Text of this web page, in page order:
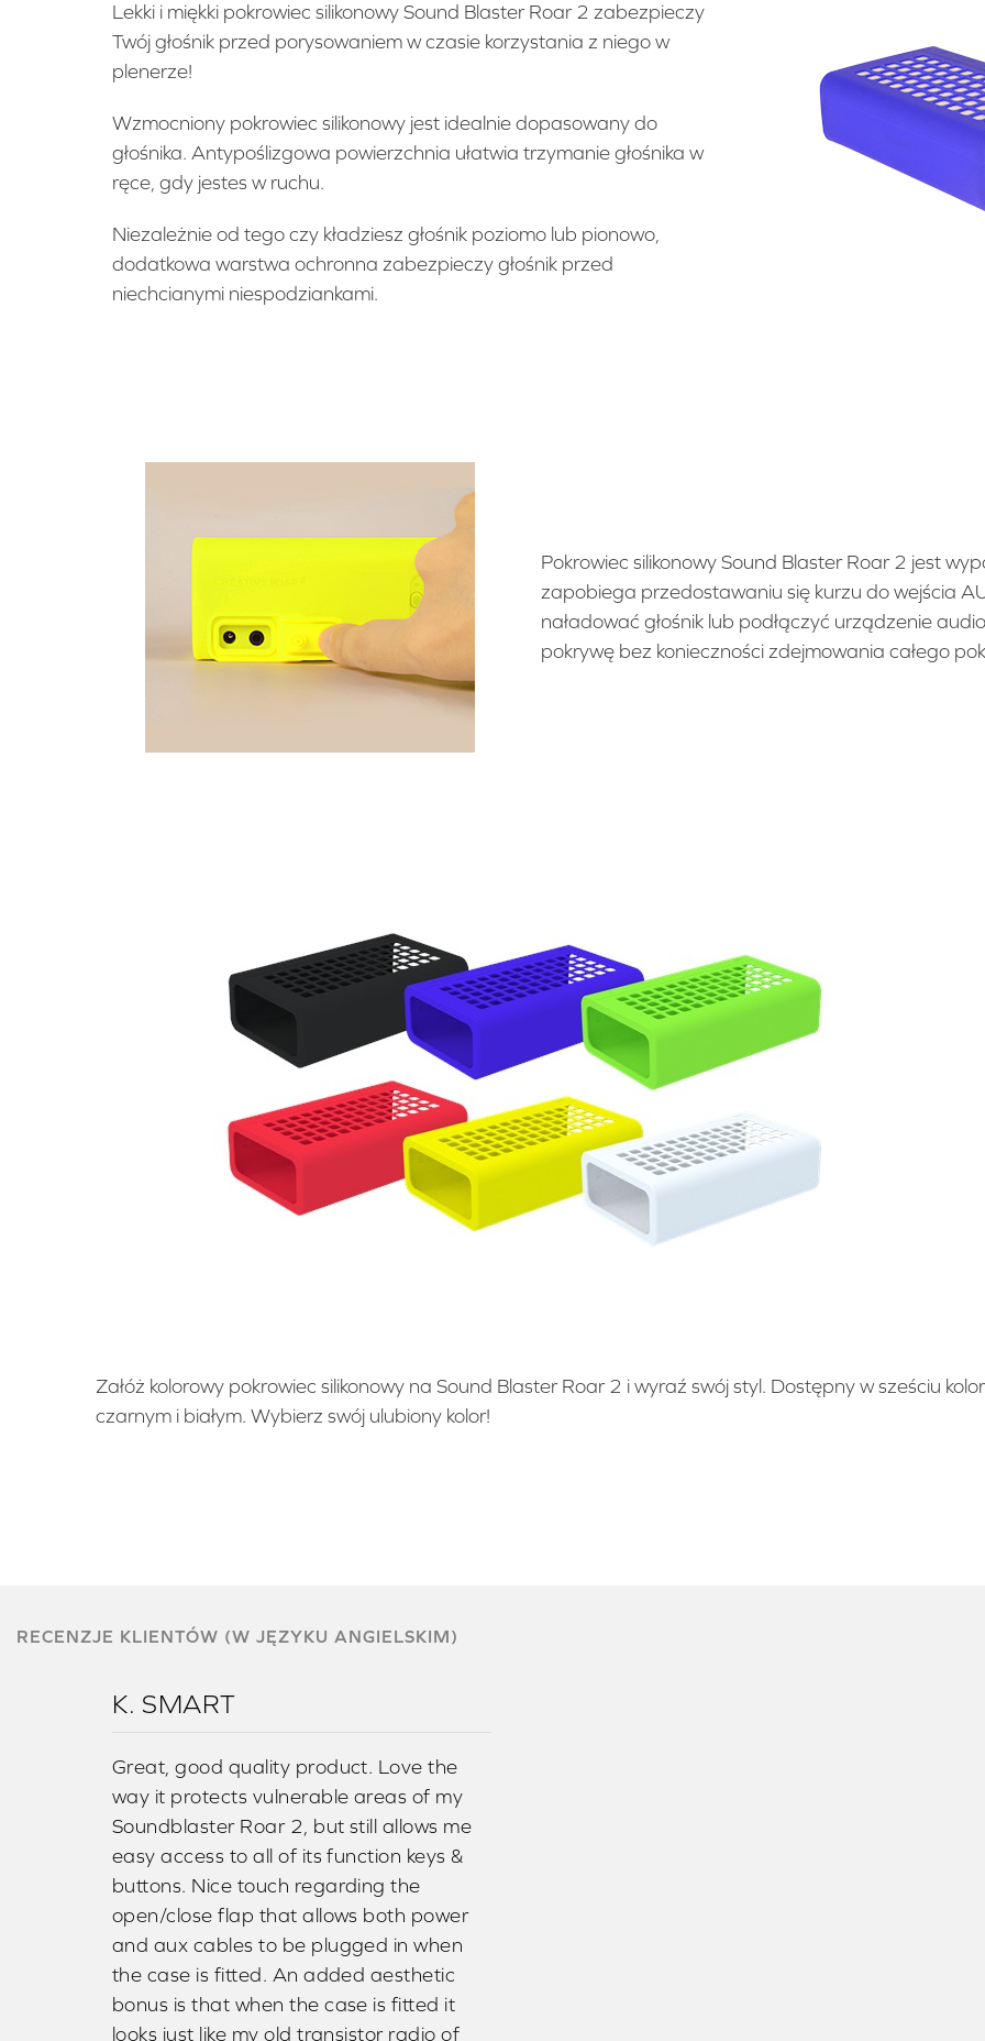
Lekki i miękki pokrowiec silikonowy Sound Blaster Roar 2 zabezpieczy
Twój głośnik przed porysowaniem w czasie korzystania z niego w
plenerze!
Wzmocniony pokrowiec silikonowy jest idealnie dopasowany do
głośnika. Antypoślizgowa powierzchnia ułatwia trzymanie głośnika w
ręce, gdy jestes w ruchu.
Niezależnie od tego czy kładziesz głośnik poziomo lub pionowo,
dodatkowa warstwa ochronna zabezpieczy głośnik przed
niechcianymi niespodziankami.
Pokrowiec silikonowy Sound Blaster Roar 2 jest
zapobiega przedostawaniu się kurzu do wejścia
naładować głośnik lub podłączyć urządzenie
pokrywę bez konieczności zdejmowania całego
Załóż kolorowy pokrowiec silikonowy na Sound Blaster Roar 2 i wyraź swój styl. Dostępny w sześciu
czarnym i białym. Wybierz swój ulubiony kolor!
RECENZJE KLIENTÓW (W JĘZYKU ANGIELSKIM)
K. SMART
Great, good quality product. Love the
way it protects vulnerable areas of my
Soundblaster Roar 2, but still allows me
easy access to all of its function keys &
buttons. Nice touch regarding the
open/close flap that allows both power
and aux cables to be plugged in when
the case is fitted. An added aesthetic
bonus is that when the case is fitted it
looks just like my old transistor radio of